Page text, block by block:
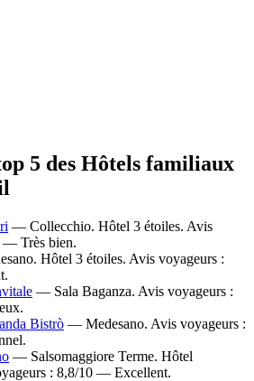
5 des Hôtels familiaux
— Collecchio. Hôtel 3 étoiles. Avis
— Très bien.
Hôtel 3 étoiles. Avis voyageurs :
— Sala Baganza. Avis voyageurs :
Bistrò — Medesano. Avis voyageurs :
— Salsomaggiore Terme. Hôtel
: 8,8/10 — Excellent.